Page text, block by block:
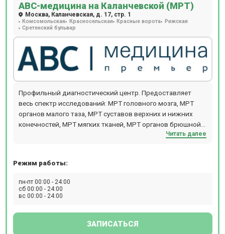
АВС-медицина на Каланчевской (МРТ)
Москва, Каланчевская, д. 17, стр. 1
Комсомольская Красносельская Красные ворота Рижская
Сретенский бульвар
Профильный диагностический центр. Предоставляет
весь спектр исследований: МРТ головного мозга, МРТ
органов малого таза, МРТ суставов верхних и нижних
конечностей, МРТ мягких тканей, МРТ органов брюшной
полости. Также проводят комплексную диагностику: МРТ
онкологии и метастаз у мужчин (ТОЛЬКО НОЧЬ), МРТ
Паркинсона (с динамикой с течение года), обследование
на выявление болезни Альцгеймера (с динамикой с
повышения артериального давления, выявление причин
Читать далее
Режим работы:
пн-пт 00:00 - 24:00
сб 00:00 - 24:00
вс 00:00 - 24:00
ЗАПИСАТЬСЯ